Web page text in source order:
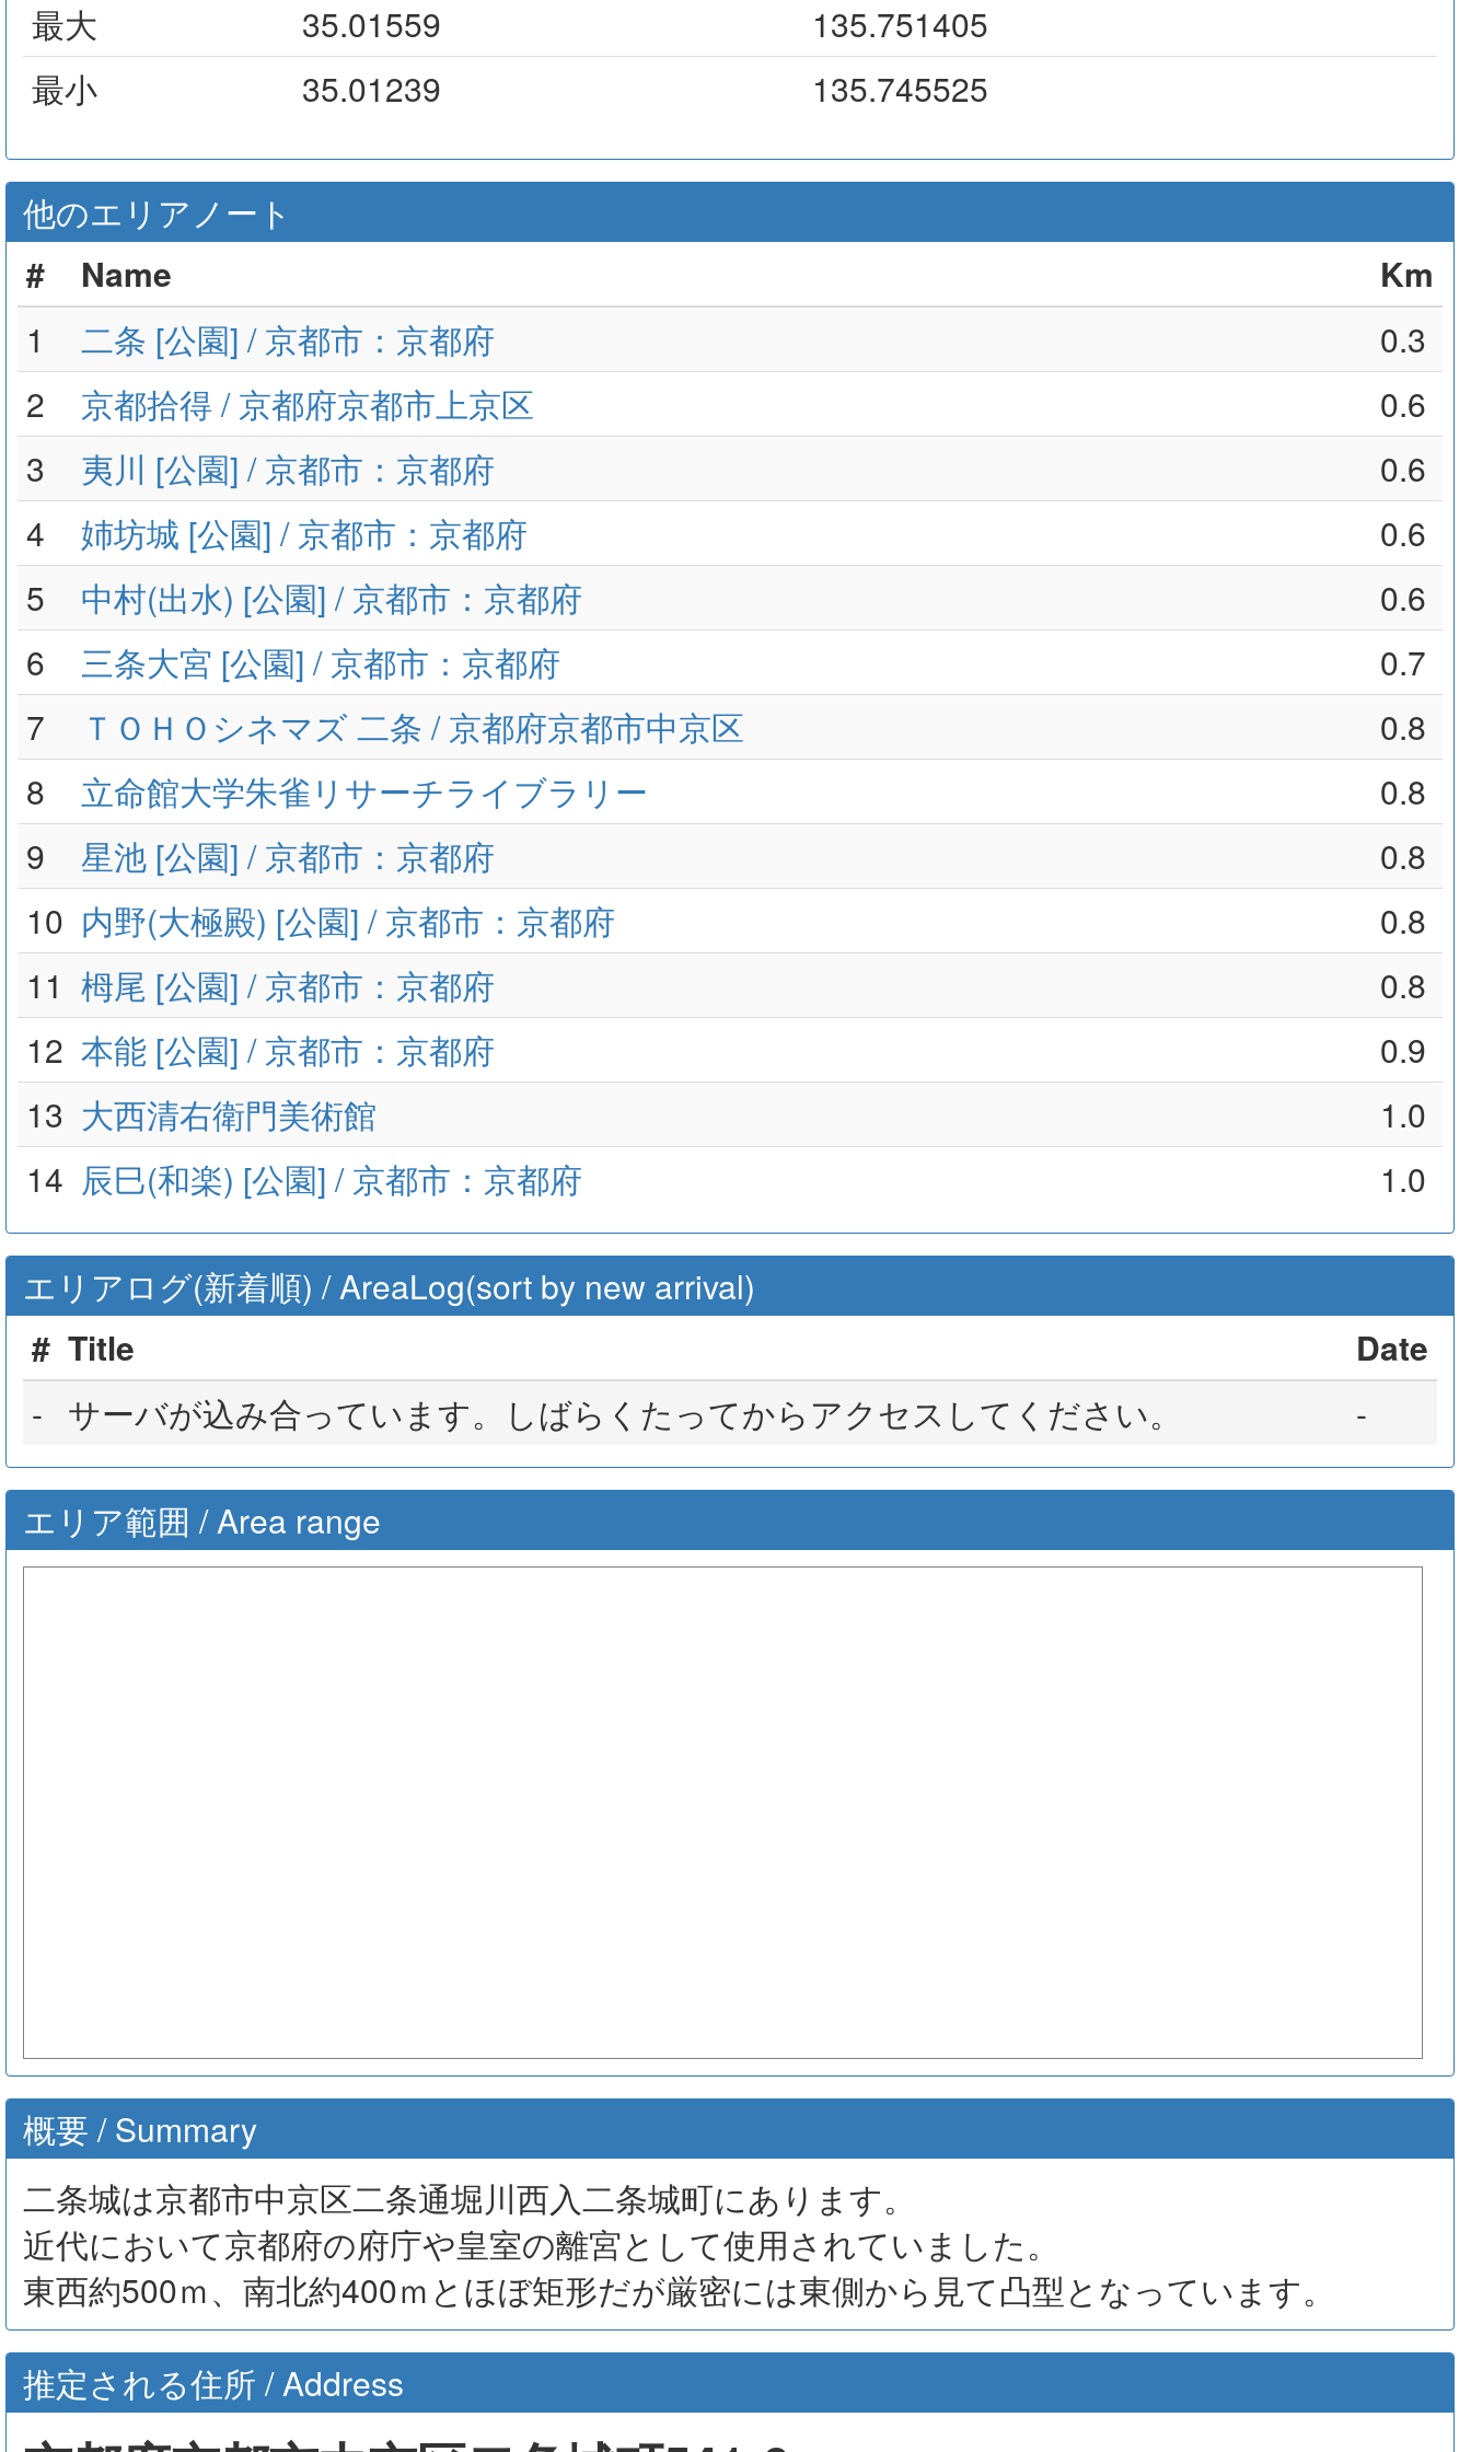
最大
35.01559
135.751405
最小
35.01239 135.745525
他のエリアノート
#
Name
Km
1
二条 [公園] / 京都市：京都府
0.3
2
京都拾得 / 京都府京都市上京区
0.6
3
夷川 [公園] / 京都市：京都府
0.6
4
姉坊城 [公園] / 京都市：京都府
0.6
5
中村(出水) [公園] / 京都市：京都府
0.6
6
三条大宮 [公園] / 京都市：京都府
0.7
7
ＴＯＨＯシネマズ 二条 / 京都府京都市中京区
0.8
8
立命館大学朱雀リサーチライブラリー
0.8
9
星池 [公園] / 京都市：京都府
0.8
10 内野(大極殿) [公園] / 京都市：京都府
0.8
11 栂尾 [公園] / 京都市：京都府
0.8
12 本能 [公園] / 京都市：京都府
0.9
13 大西清右衛門美術館
1.0
14 辰巳(和楽) [公園] / 京都市：京都府 1.0
エリアログ(新着順) / AreaLog(sort by new arrival)
# Title
Date
- サーバが込み合っています。しばらくたってからアクセスしてください。 -
エリア範囲 / Area range
概要 / Summary
二条城は京都市中京区二条通堀川西入二条城町にあります。
近代において京都府の府庁や皇室の離宮として使用されていました。
東西約500ｍ、南北約400ｍとほぼ矩形だが厳密には東側から見て凸型となっています。
推定される住所 / Address